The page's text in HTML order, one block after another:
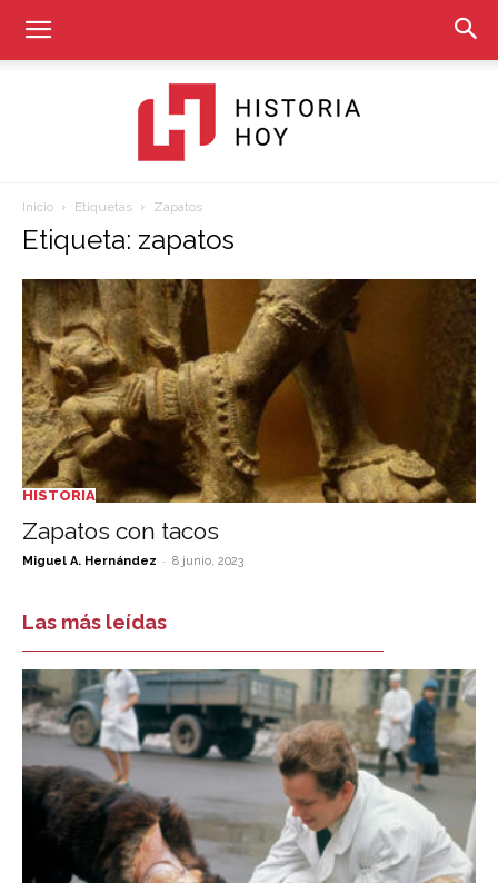
Hoy
Inicio Etiquetas Zapatos
Etiqueta: zapatos
HISTORIA
Zapatos con tacos
Miguel A. Hernández - 8 junio, 2023
Las más leídas